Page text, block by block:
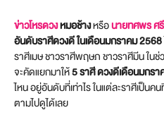
ข่าวโหรดวงหมอช้างหรือนายทศพร ศ
อันดับราศีดวงดี ในเดือนมกราคม 2568
ราศีเมษ ชาวราศีพฤษภ ชาวราศีมีน ใน
จะคัดแยกมาให้5 ราศี ดวงดีเดือนมกร
ไหน อยู่อันดับที่เท่าไร ในแต่ละราศีเป็นค
ตามไปดูได้เลย